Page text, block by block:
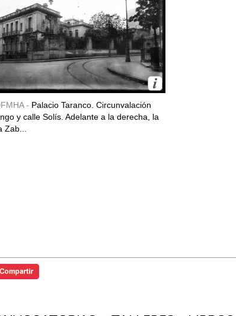
- Palacio Taranco. Circunvalación
y calle Solís. Adelante a la derecha, la
Zab...